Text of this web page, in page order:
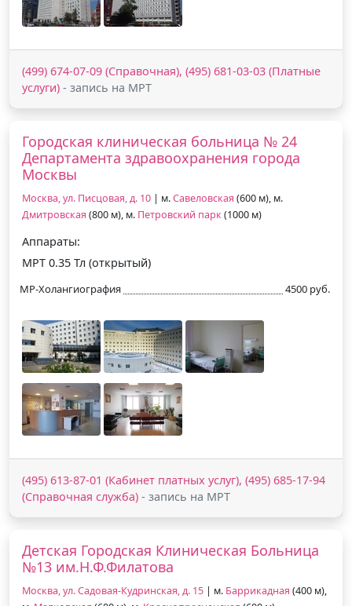
(499) 674-07-09 (Справочная), (495) 681-03-03 (Платные
услуги) - запись на МРТ
Городская клиническая больница № 24
Департамента здравоохранения города
Москвы
Москва, ул. Писцовая, д. 10 | м.Савеловская (600 м), м.
Дмитровская (800 м), м. Петровский парк(1000 м)
Аппараты:
МРТ 0.35 Тл (открытый)
МР-Холангиография 4500 руб.
(495) 613-87-01 (Кабинет платных услуг), (495) 685-17-94
(Справочная служба) - запись на МРТ
Детская Городская Клиническая Больница
№13 им.Н.Ф.Филатова
Москва, ул. Садовая-Кудринская, д. 15 | м. Баррикадная (400 м),